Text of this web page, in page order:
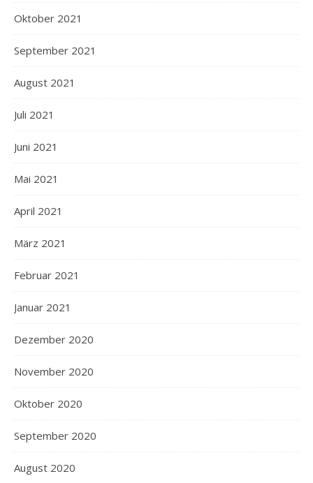
Oktober 2021
September 2021
August 2021
Juli 2021
Juni 2021
Mai 2021
April 2021
März 2021
Februar 2021
Januar 2021
Dezember 2020
November 2020
Oktober 2020
September 2020
August 2020